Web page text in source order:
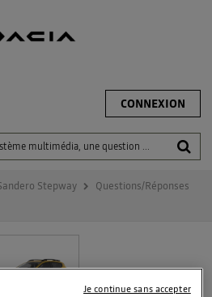
CONNEXION
Stepway Questions/Réponses
Je continue sans accepter